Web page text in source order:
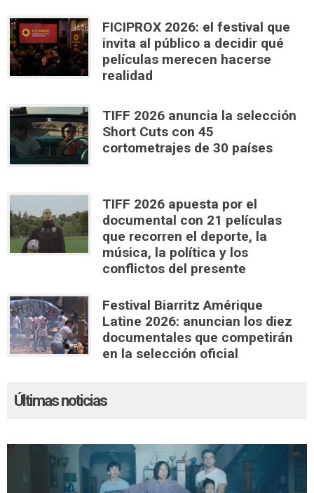
FICIPROX 2026: el festival que
invita al público a decidir qué
películas merecen hacerse
realidad
TIFF 2026 anuncia la selección
Short Cuts con 45
cortometrajes de 30 países
TIFF 2026 apuesta por el
documental con 21 películas
que recorren el deporte, la
música, la política y los
conflictos del presente
Festival Biarritz Amérique
Latine 2026: anuncian los diez
documentales que competirán
en la selección oficial
Últimas noticias